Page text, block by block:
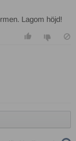
Lagom höjd!